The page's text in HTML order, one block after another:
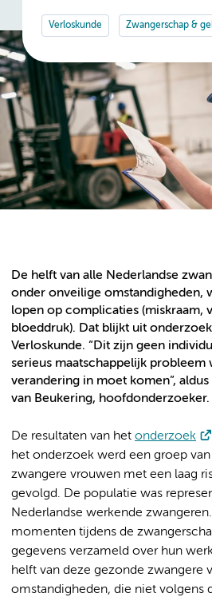
Verloskunde Zwangerschap &
De helft van alle Nederlandse
onder onveilige omstandigheden,
lopen op complicaties (miskraam,
bloeddruk). Dat blijkt uit
Verloskunde. “Dit zijn geen
serieus maatschappelijk
verandering in moet komen”,
van Beukering, hoofdonderzoeker.
De resultaten van het onderzoek
het onderzoek werd een groep
zwangere vrouwen met een laag
gevolgd. De populatie was
Nederlandse werkende
momenten tijdens de
gegevens verzameld over hun
helft van deze gezonde zwangere
omstandigheden, die niet volgens